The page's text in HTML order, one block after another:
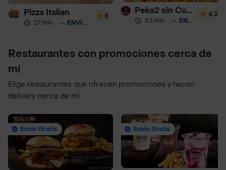
Pizza Italian
27 min · ENVÍO GRATIS
5
Peka2 sin Culpa Lourdes
52 min · ENVÍO GRATIS
4.2
Restaurantes con promociones cerca de
mí
Elige restaurantes que ofrecen promociones y hacen
delivery cerca de mí
Envío Gratis Envío Gratis